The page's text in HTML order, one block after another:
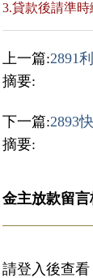
3.貸款後請準
上一篇:2891
摘要:
下一篇:2893
摘要:
金主放款留言
請登入後查看